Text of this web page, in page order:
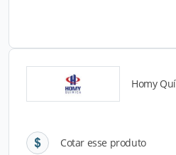
Homy
Cotar esse produto
Detalhes do